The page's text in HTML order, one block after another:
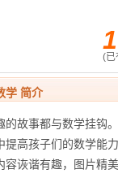
(已
学 简介
事都与数学挂钩
高孩子们的数学能
诙谐有趣，图片精